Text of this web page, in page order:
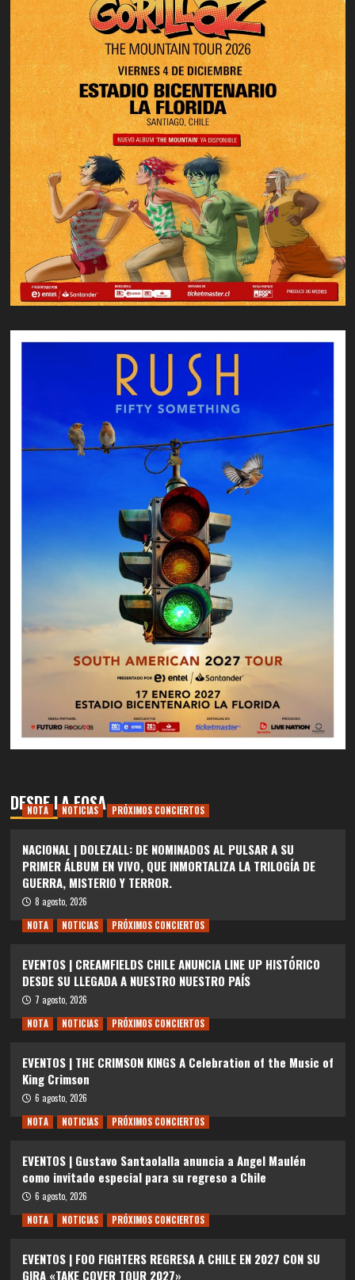
DESDE LA FOSA
NOTA NOTICIAS PRÓXIMOS CONCIERTOS
NACIONAL | DOLEZALL: DE NOMINADOS AL PULSAR A SU
PRIMER ÁLBUM EN VIVO, QUE INMORTALIZA LA TRILOGÍA DE
GUERRA, MISTERIO Y TERROR.
8 agosto, 2026
NOTA
NOTICIAS PRÓXIMOS CONCIERTOS
EVENTOS | CREAMFIELDS CHILE ANUNCIA LINE UP HISTÓRICO
DESDE SU LLEGADA A NUESTRO NUESTRO PAÍS
7 agosto, 2026
NOTA
NOTICIAS PRÓXIMOS CONCIERTOS
EVENTOS | THE CRIMSON KINGS A Celebration of the Music of
King Crimson
6 agosto, 2026
NOTA
NOTICIAS PRÓXIMOS CONCIERTOS
EVENTOS | Gustavo Santaolalla anuncia a Angel Maulén
como invitado especial para su regreso a Chile
6 agosto, 2026
NOTA
NOTICIAS PRÓXIMOS CONCIERTOS
EVENTOS | FOO FIGHTERS REGRESA A CHILE EN 2027 CON SU
GIRA «TAKE COVER TOUR 2027»